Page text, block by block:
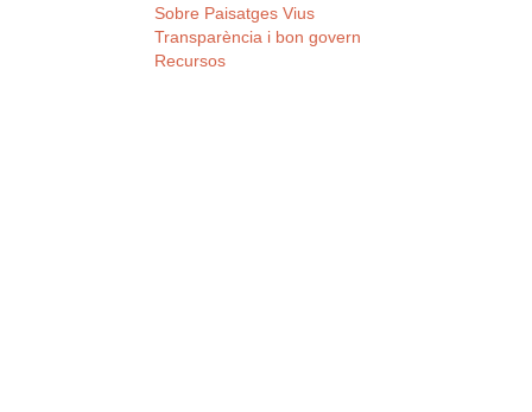
Sobre Paisatges Vius
Transparència i bon govern
Recursos